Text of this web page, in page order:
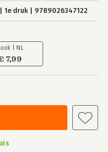
1e druk 9789026347122
| NL
7,99